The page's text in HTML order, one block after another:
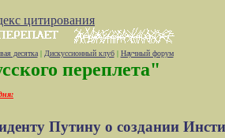
десятка| Дискуссионный клуб| Научный форум
переплета"
Путину о создании